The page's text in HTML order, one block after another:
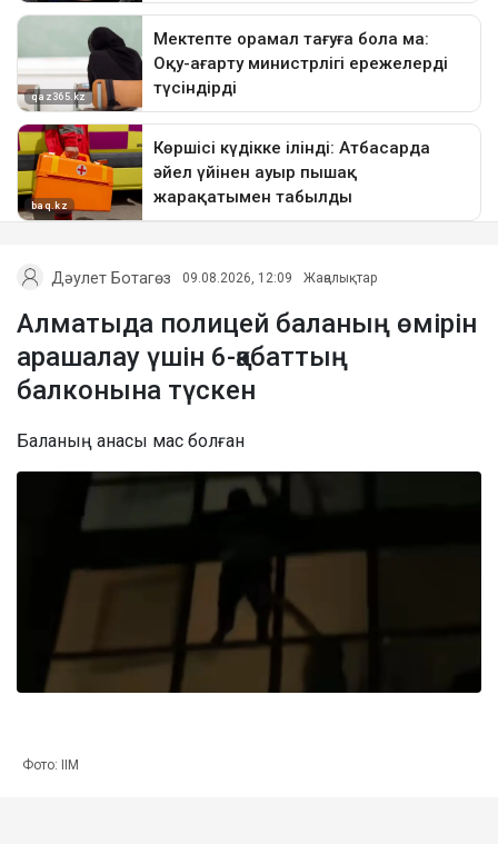
Дәулет Ботагөз 09.08.2026, 12:09 Жаңалықтар
Алматыда полицей баланың өмірін
арашалау үшін 6-қабаттың
балконына түскен
Баланың анасы мас болған
Фото: ІІМ